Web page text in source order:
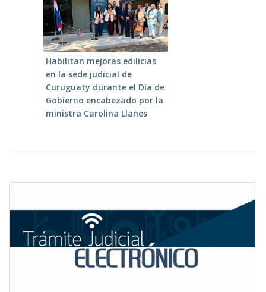
Habilitan mejoras edilicias
en la sede judicial de
Curuguaty durante el Día de
Gobierno encabezado por la
ministra Carolina Llanes